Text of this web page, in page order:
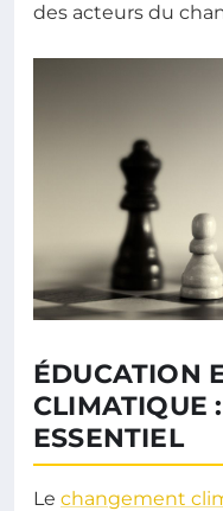
des acteurs du
ÉDUCATION
CLIMATIQUE
ESSENTIEL
Le changement